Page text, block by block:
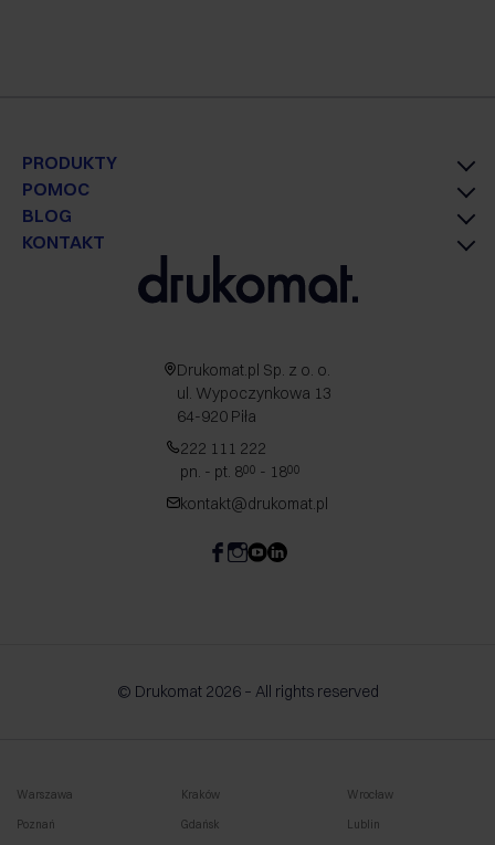
PRODUKTY
POMOC
BLOG
KONTAKT
Drukomat.pl Sp. z o. o.
ul. Wypoczynkowa 13
64-920 Piła
222 111 222
pn. - pt. 800 - 1800
kontakt@drukomat.pl
© Drukomat 2026 – All rights reserved
Warszawa Kraków Wrocław
Poznań Gdańsk Lublin